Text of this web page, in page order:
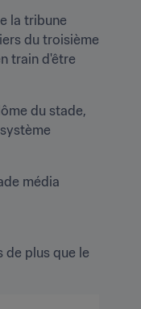
la tribune
du troisième
train d'être
du stade,
média
de plus que le